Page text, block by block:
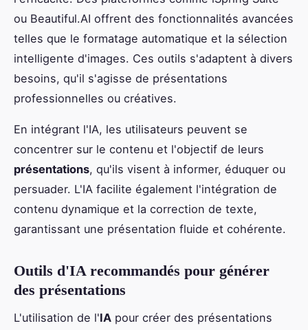
ou Beautiful.AI offrent des fonctionnalités avancées
telles que le formatage automatique et la sélection
intelligente d'images. Ces outils s'adaptent à divers
besoins, qu'il s'agisse de présentations
professionnelles ou créatives.
En intégrant l'IA, les utilisateurs peuvent se
concentrer sur le contenu et l'objectif de leurs
présentations, qu'ils visent à informer, éduquer ou
persuader. L'IA facilite également l'intégration de
contenu dynamique et la correction de texte,
garantissant une présentation fluide et cohérente.
Outils d'IA recommandés pour générer
des présentations
L'utilisation de l'IA pour créer des présentations